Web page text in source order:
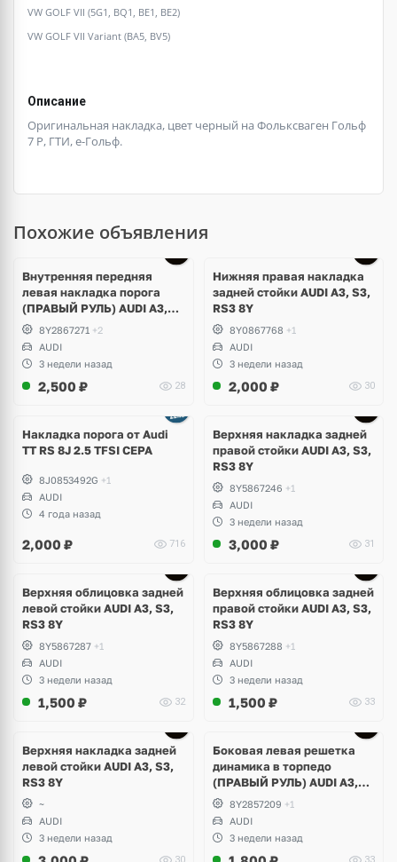
VW GOLF VII (5G1, BQ1, BE1, BE2)
VW GOLF VII Variant (BA5, BV5)
Описание
Оригинальная накладка, цвет черный на Фольксваген Гольф
7 Р, ГТИ, е-Гольф.
Похожие объявления
Внутренняя передняя
левая накладка порога
(ПРАВЫЙ РУЛЬ) AUDI A3,
S3, RS3 8Y
8Y2867271 +2
AUDI
3 недели назад
2,500 ₽ 28
Нижняя правая накладка
задней стойки AUDI A3, S3,
RS3 8Y
8Y0867768 +1
AUDI
3 недели назад
2,000 ₽ 30
Накладка порога от Audi
TT RS 8J 2.5 TFSI CEPA
8J0853492G +1
AUDI
4 года назад
2,000 ₽ 716
Верхняя накладка задней
правой стойки AUDI A3, S3,
RS3 8Y
8Y5867246 +1
AUDI
3 недели назад
3,000 ₽ 31
Верхняя облицовка задней
левой стойки AUDI A3, S3,
RS3 8Y
8Y5867287 +1
AUDI
3 недели назад
1,500 ₽ 32
Верхняя облицовка задней
правой стойки AUDI A3, S3,
RS3 8Y
8Y5867288 +1
AUDI
3 недели назад
1,500 ₽ 33
Верхняя накладка задней
левой стойки AUDI A3, S3,
RS3 8Y
~
AUDI
3 недели назад
Боковая левая решетка
динамика в торпедо
(ПРАВЫЙ РУЛЬ) AUDI A3,
S3, RS3 8Y
8Y2857209 +1
AUDI
3 недели назад